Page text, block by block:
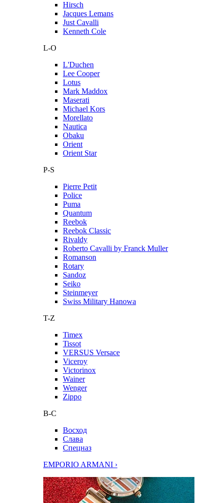
Hirsch
Jacques Lemans
Just Cavalli
Kenneth Cole
L-O
L'Duchen
Lee Cooper
Lotus
Mark Maddox
Maserati
Michael Kors
Morellato
Nautica
Obaku
Orient
Orient Star
P-S
Pierre Petit
Police
Puma
Quantum
Reebok
Reebok Classic
Rivaldy
Roberto Cavalli by Franck Muller
Romanson
Rotary
Sandoz
Seiko
Steinmeyer
Swiss Military Hanowa
T-Z
Timex
Tissot
VERSUS Versace
Viceroy
Victorinox
Wainer
Wenger
Zippo
В-С
Восход
Слава
Спецназ
EMPORIO ARMANI ›